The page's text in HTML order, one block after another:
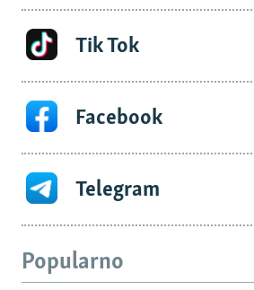
Tik Tok
Facebook
Telegram
Popularno